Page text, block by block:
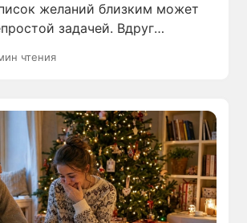
желаний близким может
задачей. Вдруг
чтения